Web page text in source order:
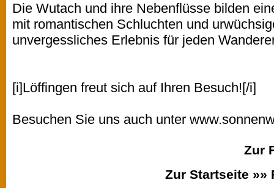
Die Wutach und ihre Nebenflüsse bilden
mit romantischen Schluchten und
unvergessliches Erlebnis für jeden
[i]Löffingen freut sich auf Ihren Besuch![/i]
Besuchen Sie uns auch unter
Zur
Zur Startseite »»